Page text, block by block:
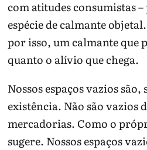
com atitudes consumistas
espécie de calmante
por isso, um calmante que
quanto o alívio que chega.
Nossos espaços vazios
existência. Não são vazios
mercadorias. Como o
sugere. Nossos espaços